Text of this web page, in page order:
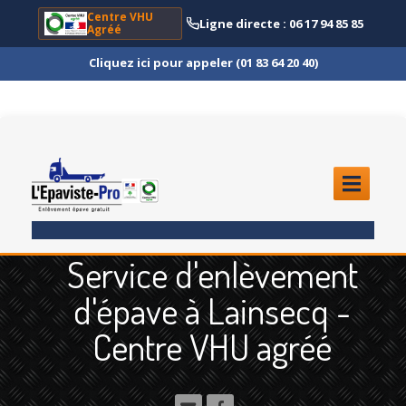
Centre VHU
Agréé
Ligne directe : 06 17 94 85 85
Cliquez ici pour appeler (01 83 64 20 40)
ENLÈVEMENTÉPAVE
Quoi?
Scooteret Moto
Camion
et Poids Lourd
Service d'enlèvement
d'épave à Lainsecq -
Centre VHU agréé